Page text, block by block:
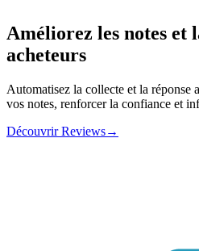
Améliorez les notes et
acheteurs
Automatisez la collecte et la réponse
vos notes, renforcer la confiance et
Découvrir Reviews→